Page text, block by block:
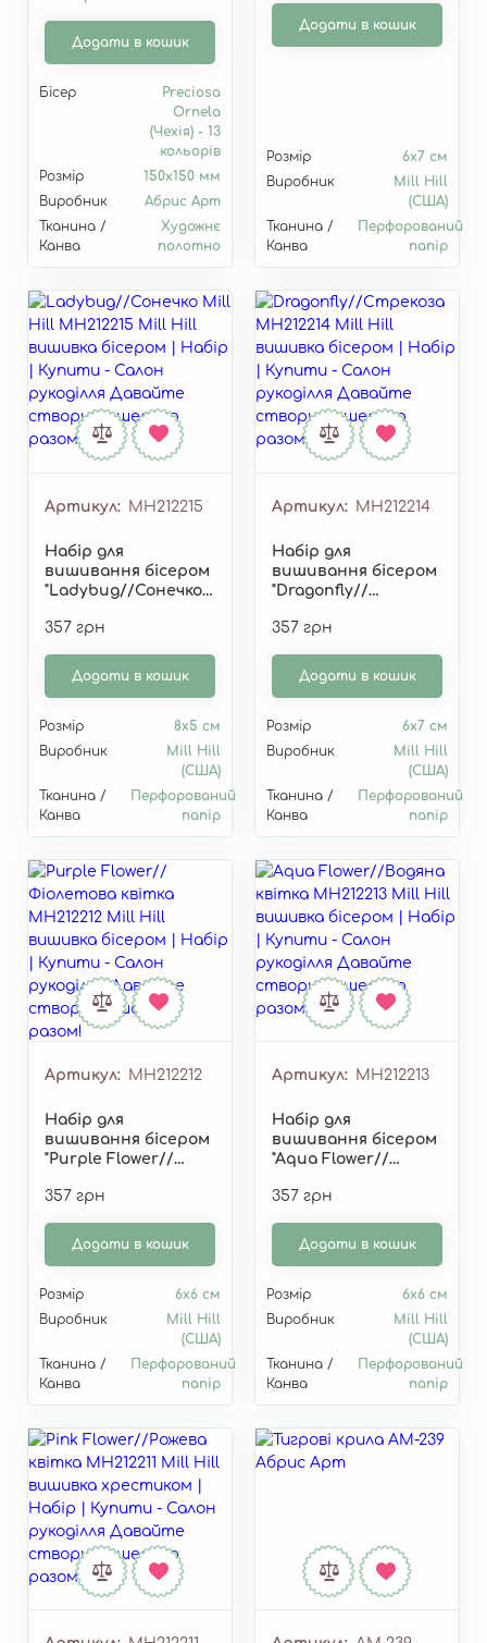
Додати в кошик
Бісер
Preciosa
Ornela
(Чехія) - 13
кольорів
Розмір
150x150 мм
Виробник
Абрис Арт
Тканина /
Канва
Художнє
полотно
Додати в кошик
Розмір
6х7 см
Виробник
Mill Hill
(США)
Тканина /
Канва
Перфорований
папір
Артикул MH212215
Набір для
вишивання бісером
"Ladybug//Сонечко"
357 грн
Додати в кошик
Розмір
8х5 см
Виробник
Mill Hill
(США)
Тканина /
Канва
Перфорований
папір
Артикул MH212214
Набір для
вишивання бісером
"Dragonfly//
357 грн
Додати в кошик
Розмір
6х7 см
Виробник
Mill Hill
(США)
Тканина /
Канва
Перфорований
папір
Артикул MH212212
Набір для
вишивання бісером
"Purple Flower//
MH212212
357 грн
Додати в кошик
Розмір
6х6 см
Виробник
Mill Hill
(США)
Тканина /
Канва
Перфорований
папір
Артикул MH212213
Набір для
вишивання бісером
"Aqua Flower//
MH212213
357 грн
Додати в кошик
Розмір
6х6 см
Виробник
Mill Hill
(США)
Тканина /
Канва
Перфорований
папір